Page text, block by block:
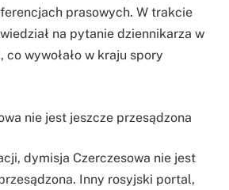
prasowych. W trakcie
na pytanie dziennikarza w
wywołało w kraju spory
nie jest jeszcze przesądzona
dymisja Czerczesowa nie jest
Inny rosyjski portal,